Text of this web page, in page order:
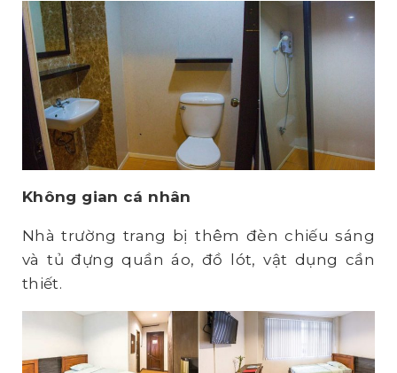
Không gian cá nhân
Nhà trường trang bị thêm đèn chiếu sáng
và tủ đựng quần áo, đồ lót, vật dụng cần
thiết.